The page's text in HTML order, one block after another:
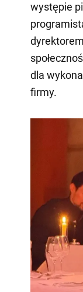
występie
dla
firmy.